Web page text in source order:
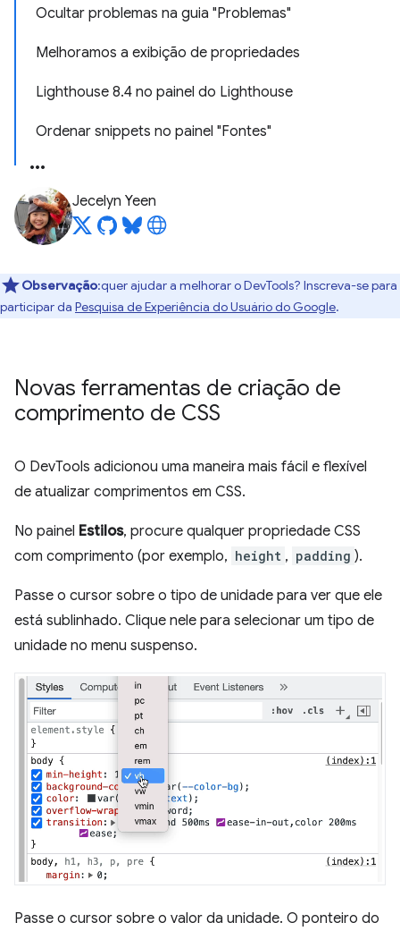
Ocultar problemas na guia "Problemas"
Melhoramos a exibição de propriedades
Lighthouse 8.4 no painel do Lighthouse
Ordenar snippets no painel "Fontes"
Jecelyn Yeen
Observação:quer ajudar a melhorar o DevTools? Inscreva-se para
participar da Pesquisa de Experiência do Usuário do Google.
Novas ferramentas de criação de
comprimento de CSS
O DevTools adicionou uma maneira mais fácil e flexível
de atualizar comprimentos em CSS.
No painel Estilos, procure qualquer propriedade CSS
com comprimento (por exemplo, height , padding ).
Passe o cursor sobre o tipo de unidade para ver que ele
está sublinhado. Clique nele para selecionar um tipo de
unidade no menu suspenso.
Passe o cursor sobre o valor da unidade. O ponteiro do